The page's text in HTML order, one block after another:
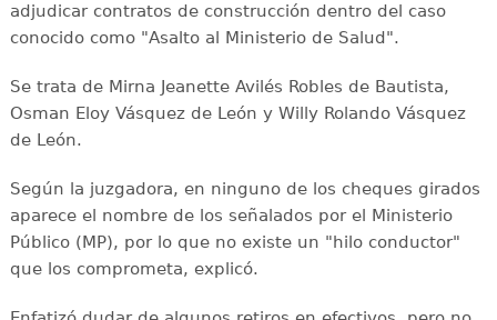
adjudicar contratos de construcción dentro del caso
conocido como "Asalto al Ministerio de Salud".
Se trata de Mirna Jeanette Avilés Robles de Bautista,
Osman Eloy Vásquez de León y Willy Rolando Vásquez
de León.
Según la juzgadora, en ninguno de los cheques girados
aparece el nombre de los señalados por el Ministerio
Público (MP), por lo que no existe un "hilo conductor"
que los comprometa, explicó.